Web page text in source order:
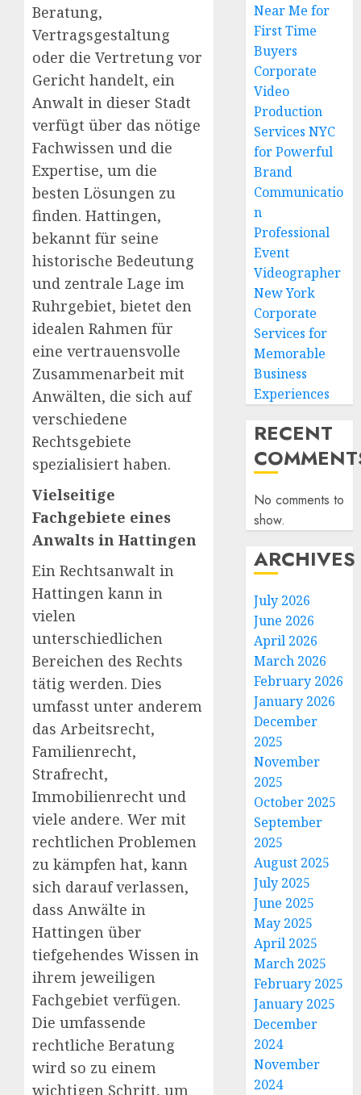
Beratung,
Vertragsgestaltung
oder die Vertretung vor
Gericht handelt, ein
Anwalt in dieser Stadt
verfügt über das nötige
Fachwissen und die
Expertise, um die
besten Lösungen zu
finden. Hattingen,
bekannt für seine
historische Bedeutung
und zentrale Lage im
Ruhrgebiet, bietet den
idealen Rahmen für
eine vertrauensvolle
Zusammenarbeit mit
Anwälten, die sich auf
verschiedene
Rechtsgebiete
spezialisiert haben.
Vielseitige
Fachgebiete eines
Anwalts in Hattingen
Ein Rechtsanwalt in
Hattingen kann in
vielen
unterschiedlichen
Bereichen des Rechts
tätig werden. Dies
umfasst unter anderem
das Arbeitsrecht,
Familienrecht,
Strafrecht,
Immobilienrecht und
viele andere. Wer mit
rechtlichen Problemen
zu kämpfen hat, kann
sich darauf verlassen,
dass Anwälte in
Hattingen über
tiefgehendes Wissen in
ihrem jeweiligen
Fachgebiet verfügen.
Die umfassende
rechtliche Beratung
wird so zu einem
wichtigen Schritt, um
Near Me for
First Time
Buyers
Corporate
Video
Production
Services NYC
for Powerful
Brand
Communicatio
n
Professional
Event
Videographer
New York
Corporate
Services for
Memorable
Business
Experiences
RECENT
No comments to
show.
ARCHIVES
July 2026
June 2026
April 2026
March 2026
February 2026
January 2026
December
2025
November
2025
October 2025
September
2025
August 2025
July 2025
June 2025
May 2025
April 2025
March 2025
February 2025
January 2025
December
2024
November
2024